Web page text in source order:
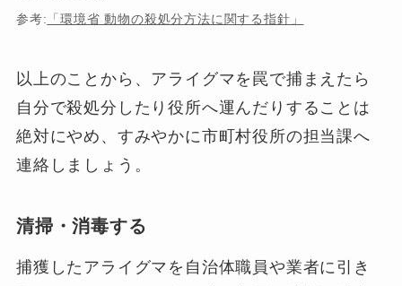
参考: 「環境省 動物の殺処分方法に関する指針」
以上のことから、アライグマを罠で捕まえたら
自分で殺処分したり役所へ運んだりすることは
絶対にやめ、すみやかに市町村役所の担当課へ
連絡しましょう。
清掃・消毒する
捕獲したアライグマを自治体職員や業者に引き